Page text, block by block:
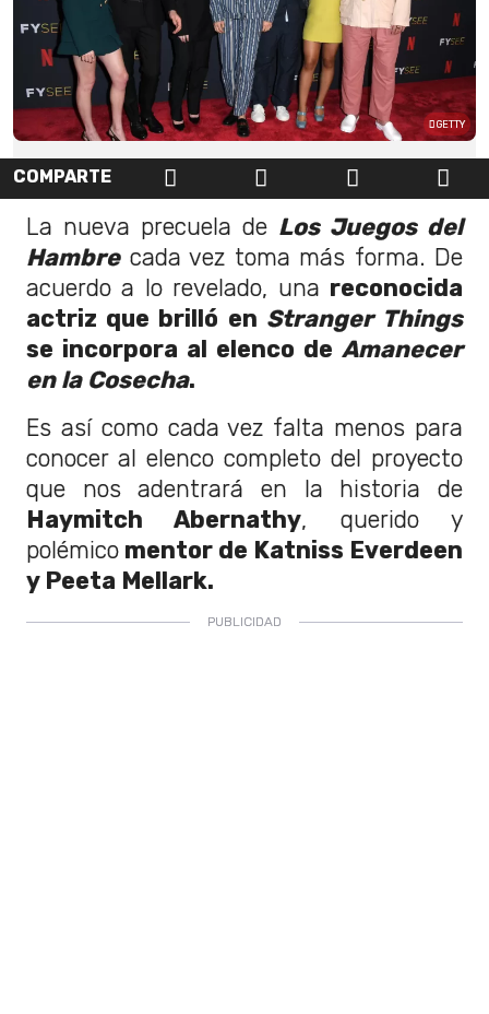
GETTY
COMPARTE
La nueva precuela de Los Juegos del
Hambrecada vez toma más forma. De
acuerdo a lo revelado, una reconocida
actriz que brilló en Stranger Things
se incorpora al elenco de Amanecer
en la Cosecha.
Es así como cada vez falta menos para
conocer al elenco completo del proyecto
que nos adentrará en la historia de
Haymitch Abernathy, querido y
polémico mentor de Katniss Everdeen
y Peeta Mellark.